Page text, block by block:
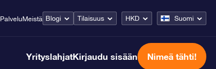
PalveluMeistä Blogi Tilaisuus HKD Suomi
YrityslahjatKirjaudu sisään Nimeä tähti!